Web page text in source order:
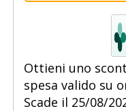
Ottieni uno
spesa valido su
Scade il 25/08/